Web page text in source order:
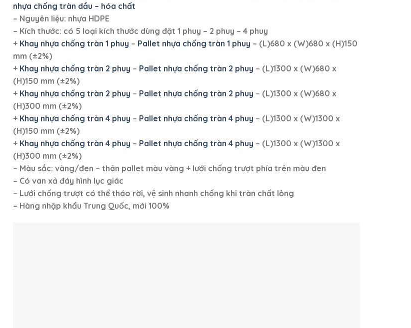
nhựa chống tràn dầu – hóa chất
– Nguyên liệu: nhựa HDPE
– Kích thước: có 5 loại kích thước dùng đặt 1 phuy – 2 phuy – 4 phuy
+ Khay nhựa chống tràn 1 phuy – Pallet nhựa chống tràn 1 phuy – (L)680 x (W)680 x (H)150
mm (±2%)
+ Khay nhựa chống tràn 2 phuy – Pallet nhựa chống tràn 2 phuy – (L)1300 x (W)680 x
(H)150 mm (±2%)
+ Khay nhựa chống tràn 2 phuy – Pallet nhựa chống tràn 2 phuy – (L)1300 x (W)680 x
(H)300 mm (±2%)
+ Khay nhựa chống tràn 4 phuy – Pallet nhựa chống tràn 4 phuy – (L)1300 x (W)1300 x
(H)150 mm (±2%)
+ Khay nhựa chống tràn 4 phuy – Pallet nhựa chống tràn 4 phuy – (L)1300 x (W)1300 x
(H)300 mm (±2%)
– Màu sắc: vàng/đen – thân pallet màu vàng + lưới chống trượt phía trên màu đen
– Có van xả đáy hình lục giác
– Lưới chống trượt có thể tháo rời, vệ sinh nhanh chống khi tràn chất lỏng
– Hàng nhập khẩu Trung Quốc, mới 100%